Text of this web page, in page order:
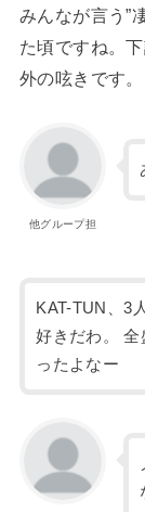
みんなが言う”
た頃ですね。
外の呟きです。
他グループ担
KAT-TUN、3
好きだわ。 全
ったよなー